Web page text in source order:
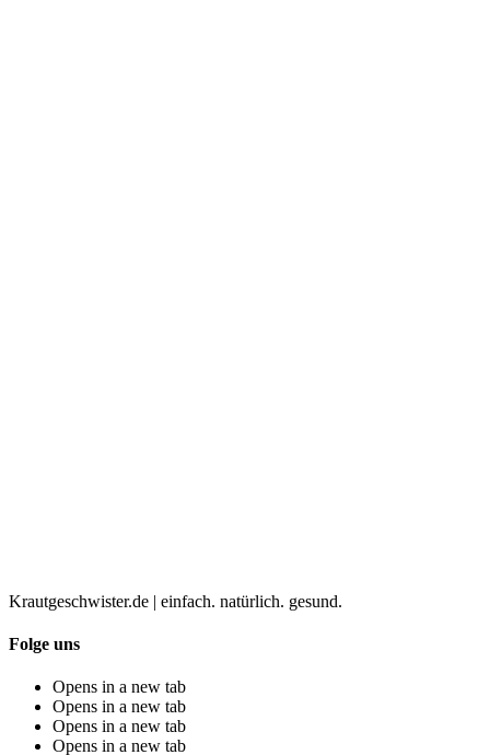
Krautgeschwister.de | einfach. natürlich. gesund.
Folge uns
Opens in a new tab
Opens in a new tab
Opens in a new tab
Opens in a new tab